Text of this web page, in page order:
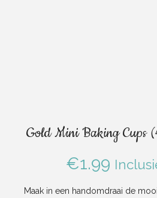
Gold Mini Baking Cups
€1.99
Maak in een handomdraai de